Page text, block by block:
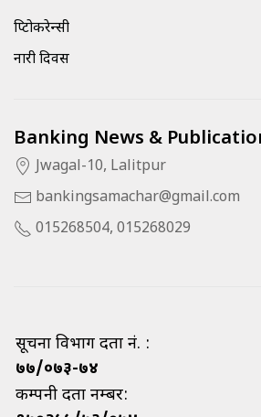
क्रिप्टोकरेन्सी
नारी दिवस
Banking News &
Jwagal-10, Lalitpur
bankingsamachar@gmail.com
015268504, 015268029
सूचना विभाग दर्ता नं. :
७७/०७३-७४
कम्पनी दर्ता नम्बर: